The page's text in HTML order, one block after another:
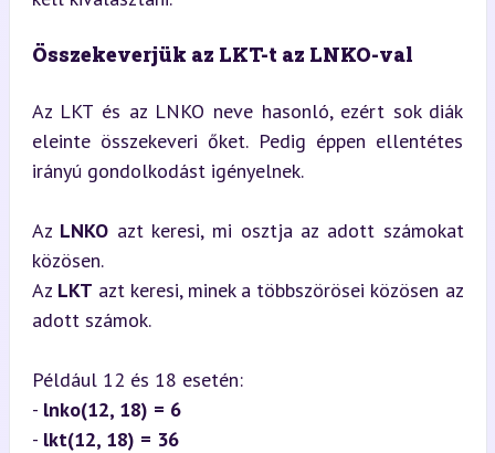
Összekeverjük az LKT-t az LNKO-val
Az LKT és az LNKO neve hasonló, ezért sok diák
eleinte összekeveri őket. Pedig éppen ellentétes
irányú gondolkodást igényelnek.
Az LNKO azt keresi, mi osztja az adott számokat
közösen.
Az LKT azt keresi, minek a többszörösei közösen az
adott számok.
Például 12 és 18 esetén:
- lnko(12, 18) = 6
- lkt(12, 18) = 36